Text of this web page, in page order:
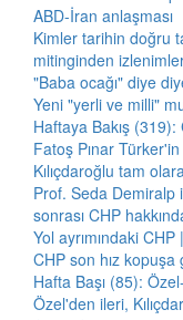
ABD-İran anlaşması
Kimler tarihin doğru
mitinginden
"Baba ocağı" diye
Yeni "yerli ve milli"
Haftaya Bakış
Fatoş Pınar
Kılıçdaroğlu tam
Prof. Seda Demiralp
sonrası CHP
Yol ayrımındaki
CHP son hız kopuşa
Hafta Başı (85):
Özel'den ileri,